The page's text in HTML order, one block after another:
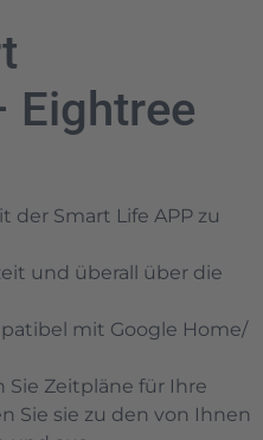
Eightree
der Smart Life APP zu
und überall über die
mit Google Home/
Sie Zeitpläne für Ihre
Sie sie zu den von Ihnen